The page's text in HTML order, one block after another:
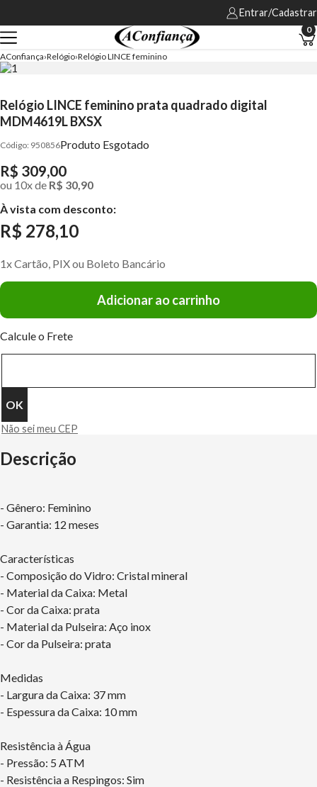
Entrar/Cadastrar
0
AConfiança Relógio Relógio LINCE feminino
Relógio LINCE feminino prata quadrado digital
MDM4619L BXSX
950856Produto Esgotado
R$ 309,00
ou 10xde R$ 30,90
À vista com desconto:
R$ 278,10
1x Cartão, PIX ou Boleto Bancário
Adicionar ao carrinho
Calcule o Frete
Não sei meu CEP
Descrição
- Gênero: Feminino
- Garantia: 12 meses
Características
- Composição do Vidro: Cristal mineral
- Material da Caixa: Metal
- Cor da Caixa: prata
- Material da Pulseira: Aço inox
- Cor da Pulseira: prata
Medidas
- Largura da Caixa: 37 mm
- Espessura da Caixa: 10 mm
Resistência à Água
- Pressão: 5 ATM
- Resistência a Respingos: Sim